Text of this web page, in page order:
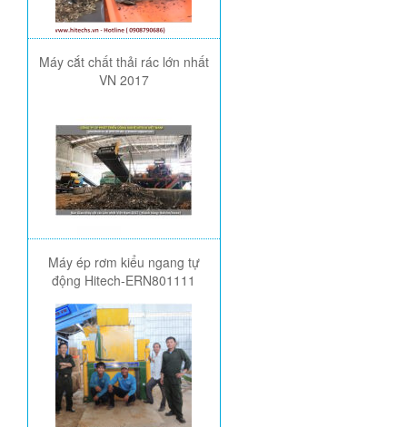
Máy cắt chất thải rác lớn nhất
VN 2017
Máy ép rơm kiểu ngang tự
động Hitech-ERN801111